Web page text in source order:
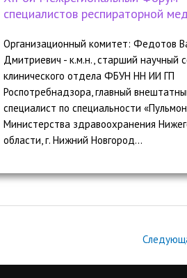
специалистов респираторной
Организационный комитет: Федотов
Дмитриевич - к.м.н., старший научный
клинического отдела ФБУН НН ИИ ГП
Роспотребнадзора, главный
специалист по специальности
Министерства здравоохранения
области, г. Нижний Новгород...